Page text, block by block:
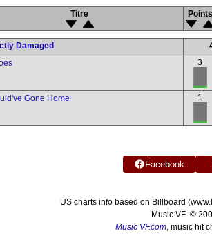
Titre Points
Damaged
3
Gone Home 1
Facebook
US charts info based on Billboard
Music VF ©
Music VF.com, music hit